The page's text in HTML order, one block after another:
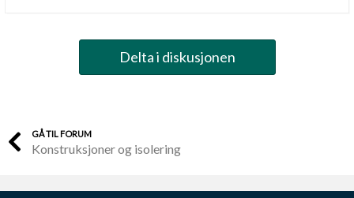
Delta i diskusjonen
GÅ TIL FORUM
Konstruksjoner og isolering